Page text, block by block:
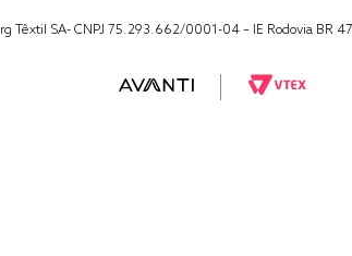
Têxtil SA- CNPJ 75.293.662/0001-04 – IE Rodovia BR